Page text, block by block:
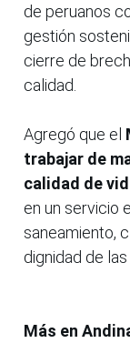
de peruanos
gestión
cierre de
calidad.
Agregó que el
trabajar de
calidad de
en un servicio
saneamiento,
dignidad de
Más en